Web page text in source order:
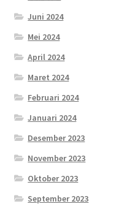
Juni 2024
Mei 2024
April 2024
Maret 2024
Februari 2024
Januari 2024
Desember 2023
November 2023
Oktober 2023
September 2023